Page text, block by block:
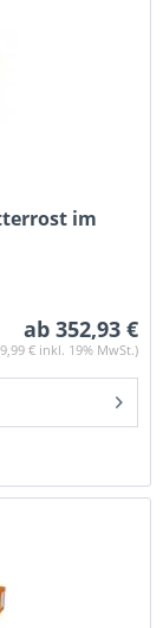
im
ab 352,93 €
€ inkl. 19% MwSt.)